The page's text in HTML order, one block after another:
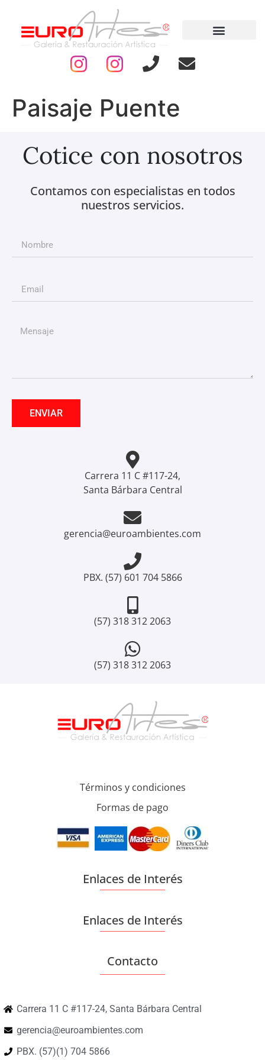
Paisaje Puente
Cotice con nosotros
Contamos con especialistas en todos
nuestros servicios.
ENVIAR
Carrera 11 C #117-24,
Santa Bárbara Central
gerencia@euroambientes.com
PBX. (57) 601 704 5866
(57) 318 312 2063
(57) 318 312 2063
Términos y condiciones
Formas de pago
Enlaces de Interés
Enlaces de Interés
Contacto
Carrera 11 C #117-24, Santa Bárbara Central
gerencia@euroambientes.com
PBX. (57)(1) 704 5866